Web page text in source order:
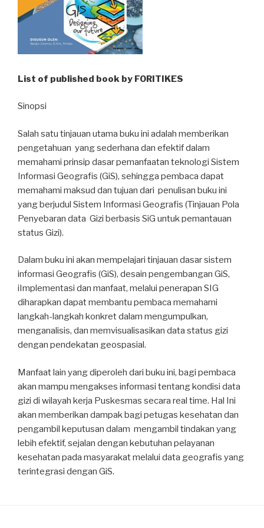
List of published book by FORITIKES
Sinopsi
Salah satu tinjauan utama buku ini adalah memberikan
pengetahuan yang sederhana dan efektif dalam
memahami prinsip dasar pemanfaatan teknologi Sistem
Informasi Geografis (GiS), sehingga pembaca dapat
memahami maksud dan tujuan dari penulisan buku ini
yang berjudul Sistem Informasi Geografis (Tinjauan Pola
Penyebaran data Gizi berbasis SiG untuk pemantauan
status Gizi).
Dalam buku ini akan mempelajari tinjauan dasar sistem
informasi Geografis (GiS), desain pengembangan GiS,
iImplementasi dan manfaat, melalui penerapan SIG
diharapkan dapat membantu pembaca memahami
langkah-langkah konkret dalam mengumpulkan,
menganalisis, dan memvisualisasikan data status gizi
dengan pendekatan geospasial.
Manfaat lain yang diperoleh dari buku ini, bagi pembaca
akan mampu mengakses informasi tentang kondisi data
gizi di wilayah kerja Puskesmas secara real time. Hal Ini
akan memberikan dampak bagi petugas kesehatan dan
pengambil keputusan dalam mengambil tindakan yang
lebih efektif, sejalan dengan kebutuhan pelayanan
kesehatan pada masyarakat melalui data geografis yang
terintegrasi dengan GiS.